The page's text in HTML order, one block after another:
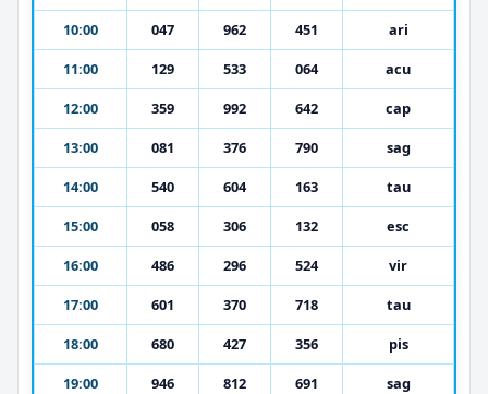
10:00 047 962 451
ari
11:00
129 533 064
acu
12:00
359 992 642
cap
13:00
081 376 790
sag
14:00
540 604 163
tau
15:00
058 306 132
esc
16:00
486 296 524
vir
17:00
601 370 718
tau
18:00
680 427 356
pis
19:00
946 812 691 sag